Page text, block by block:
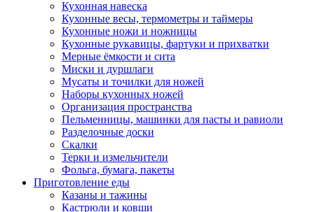
Кухонная навеска
Кухонные весы, термометры и таймеры
Кухонные ножи и ножницы
Кухонные рукавицы, фартуки и прихватки
Мерные ёмкости и сита
Миски и дуршлаги
Мусаты и точилки для ножей
Наборы кухонных ножей
Организация пространства
Пельменницы, машинки для пасты и равиоли
Разделочные доски
Скалки
Терки и измельчители
Фольга, бумага, пакеты
Приготовление еды
Казаны и тажины
Кастрюли и ковши